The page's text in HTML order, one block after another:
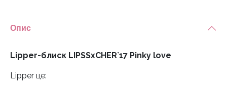
Опис
Lipper-блиск LIPSSxCHER`17 Pinky love
Lipper це: